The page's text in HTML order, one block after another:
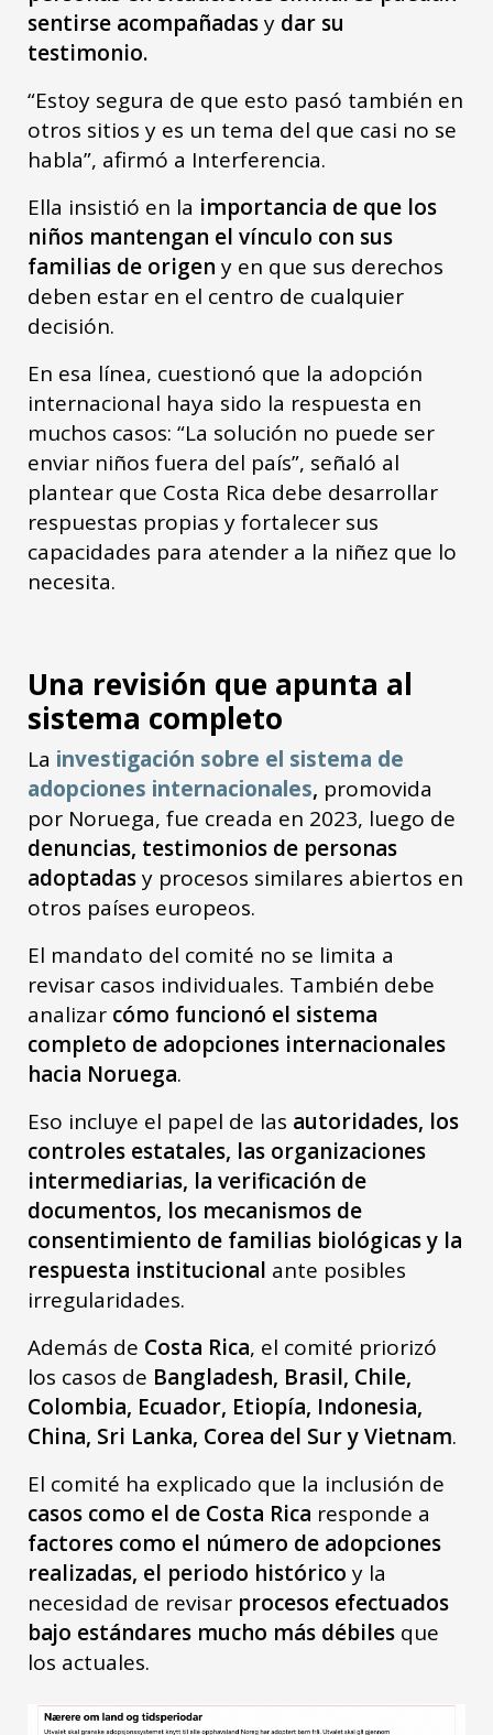
sentirse acompañadasy dar su
testimonio.
“Estoy segura de que esto pasó también en
otros sitios y es un tema del que casi no se
habla”, afirmó a Interferencia.
Ella insistió en la importancia de que los
niños mantengan el vínculo con sus
familias de origen y en que sus derechos
deben estar en el centro de cualquier
decisión.
En esa línea, cuestionó que la adopción
internacional haya sido la respuesta en
muchos casos: “La solución no puede ser
enviar niños fuera del país”, señaló al
plantear que Costa Rica debe desarrollar
respuestas propias y fortalecer sus
capacidades para atender a la niñez que lo
necesita.
Una revisión que apunta al
sistema completo
La investigación sobre el sistema de
adopciones internacionales, promovida
por Noruega, fue creada en 2023, luego de
denuncias, testimonios de personas
adoptadasy procesos similares abiertos en
otros países europeos.
El mandato del comité no se limita a
revisar casos individuales. También debe
analizar cómo funcionó el sistema
completo de adopciones internacionales
hacia Noruega.
Eso incluye el papel de las autoridades, los
controles estatales, las organizaciones
intermediarias, la verificación de
documentos, los mecanismos de
consentimiento de familias biológicas y la
respuesta institucional ante posibles
irregularidades.
Además de Costa Rica, el comité priorizó
los casos de Bangladesh, Brasil, Chile,
Colombia, Ecuador, Etiopía, Indonesia,
China, Sri Lanka, Corea del Sur y Vietnam.
El comité ha explicado que la inclusión de
casos como el de Costa Rica responde a
factores como el número de adopciones
realizadas, el periodo histórico y la
necesidad de revisar procesos efectuados
bajo estándares mucho más débiles que
los actuales.